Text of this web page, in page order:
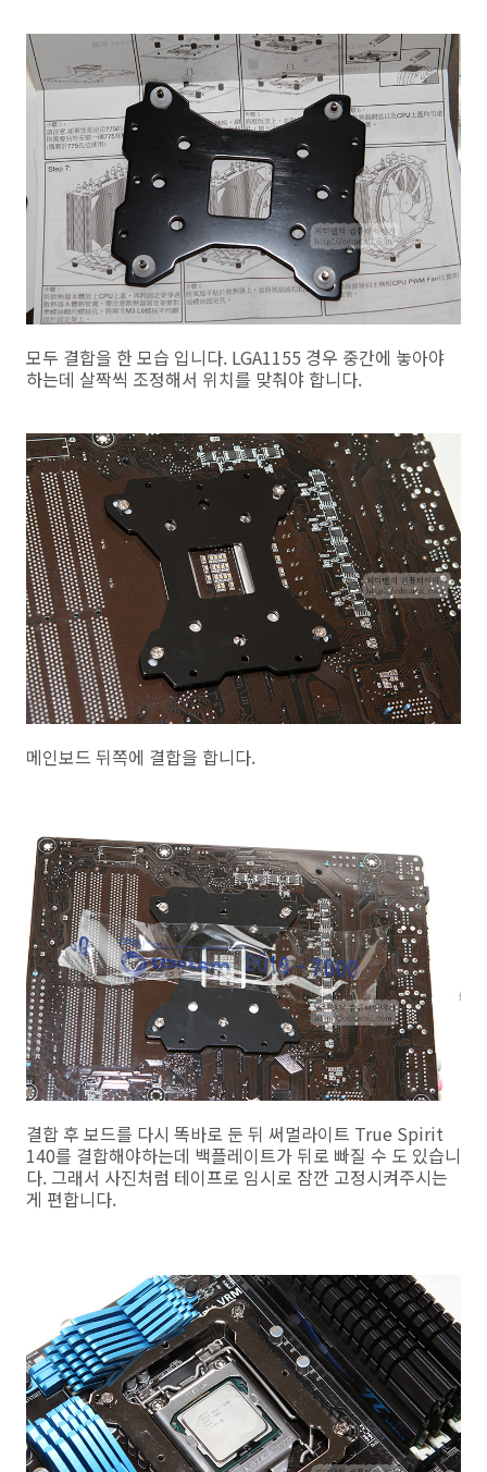
모두 결합을 한 모습 입니다. LGA1155 경우 중간에 놓아야
하는데 살짝씩 조정해서 위치를 맞춰야 합니다.
메인보드 뒤쪽에 결합을 합니다.
결합 후 보드를 다시 똑바로 둔 뒤 써멀라이트 True Spirit
140를 결합해야하는데 백플레이트가 뒤로 빠질 수 도 있습니
다. 그래서 사진처럼 테이프로 임시로 잠깐 고정시켜주시는
게 편합니다.